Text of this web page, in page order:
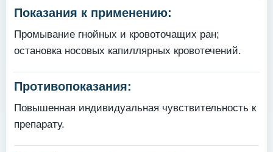
Показания к применению:
Промывание гнойных и кровоточащих ран;
остановка носовых капиллярных кровотечений.
Противопоказания:
Повышенная индивидуальная чувствительность к
препарату.